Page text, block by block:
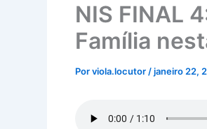
NIS FINAL
Família
Porviola.locutor /janeiro 22,